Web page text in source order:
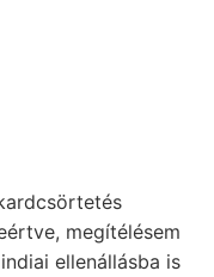
megítélésem
ellenállásba is